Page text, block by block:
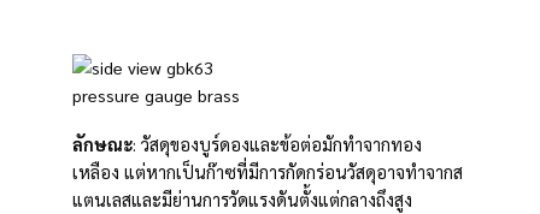
ลักษณะ: วัสดุของบูร์ดองและข้อต่อมักทำจากทอง
เหลือง แต่หากเป็นก๊าซที่มีการกัดกร่อนวัสดุอาจทำจากส
แตนเลสและมีย่านการวัดแรงดันตั้งแต่กลางถึงสูง